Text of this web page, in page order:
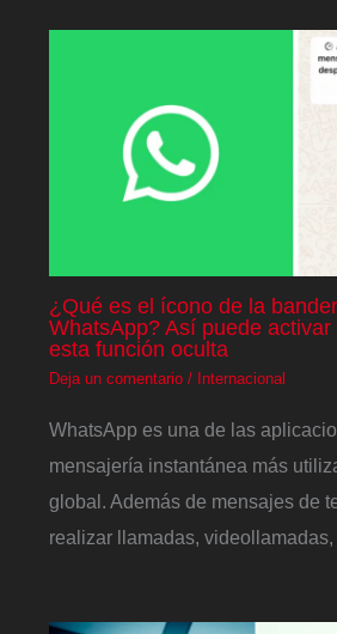
¿Qué es el ícono de la
WhatsApp? Así puede
esta función oculta
Deja un comentario / Internacional
WhatsApp es una de las
mensajería instantánea más
global. Además de mensajes de
realizar llamadas,